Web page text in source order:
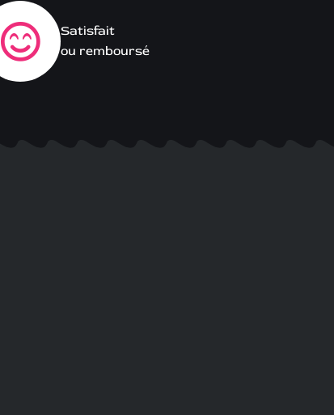
Satisfait
ou remboursé